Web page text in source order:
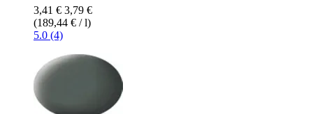
3,41 € 3,79 €
(189,44 € / l)
5.0 (4)